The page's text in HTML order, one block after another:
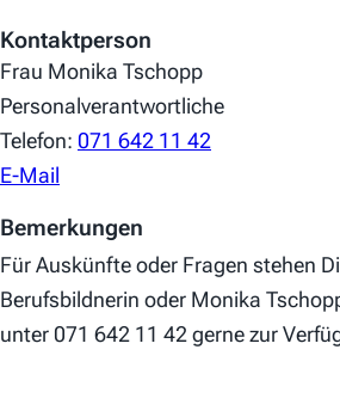
Kontaktperson
Frau Monika Tschopp
Personalverantwortliche
Telefon: 071 642 11 42
E-Mail
Bemerkungen
Für Auskünfte oder Fragen stehen
Berufsbildnerin oder Monika
unter 071 642 11 42 gerne zur